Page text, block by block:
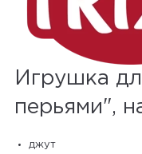
Игрушка
перьями",
джут